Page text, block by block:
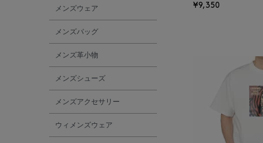
AESOP
ALBERT THURSTON
ALESSANDRO
メンズウェア
メンズバッグ
メンズ革小物
メンズシューズ
メンズアクセサリー
ウィメンズウェア
¥9,350